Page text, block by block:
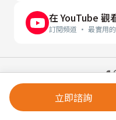
立即諮詢
在 YouTube 觀
訂閱頻道 · 最實用
© 2026 幸福空間